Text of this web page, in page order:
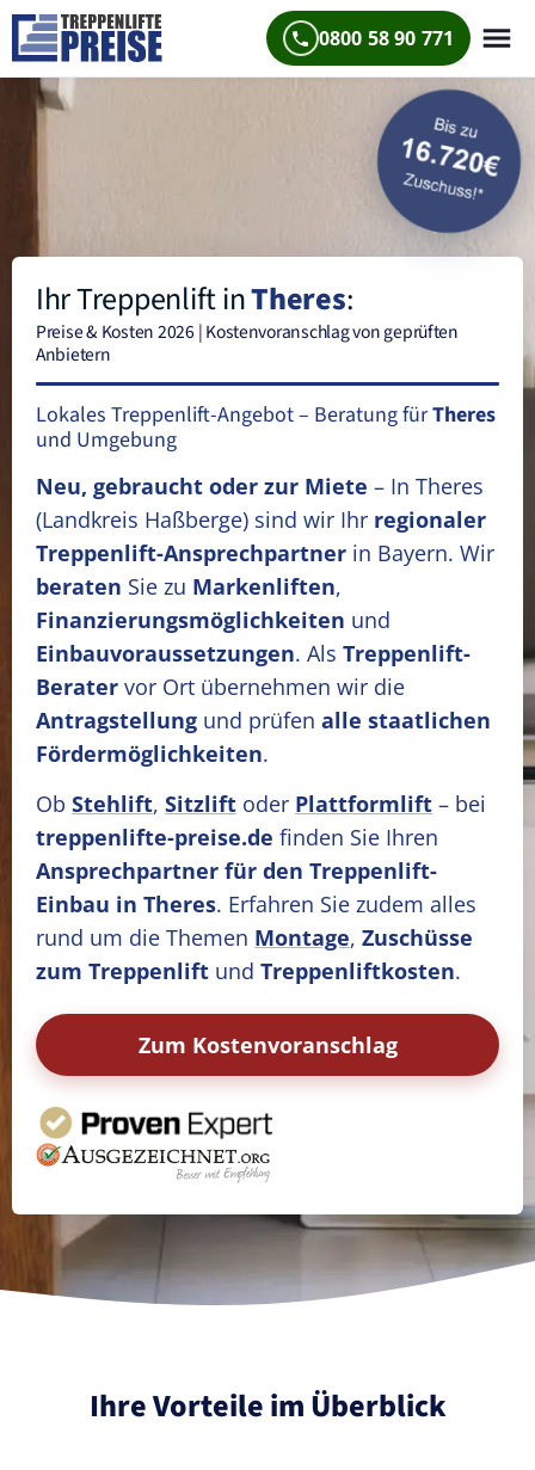
0800 58 90 771
Ihr Treppenlift inTheres:
Preise & Kosten 2026 | Kostenvoranschlag von geprüften
Anbietern
Lokales Treppenlift-Angebot – Beratung fürTheres
und Umgebung
Neu, gebraucht oder zur Miete – In Theres
(Landkreis Haßberge) sind wir Ihr regionaler
Treppenlift-Ansprechpartner in Bayern. Wir
beraten Sie zu Markenliften,
Finanzierungsmöglichkeiten und
Einbauvoraussetzungen. Als Treppenlift-
Berater vor Ort übernehmen wir die
Antragstellung und prüfen alle staatlichen
Fördermöglichkeiten.
Ob Stehlift, Sitzlift oder Plattformlift – bei
treppenlifte-preise.de finden Sie Ihren
Ansprechpartner für den Treppenlift-
Einbau in Theres. Erfahren Sie zudem alles
rund um die Themen Montage, Zuschüsse
zum Treppenlift und Treppenliftkosten.
Zum Kostenvoranschlag
Ihre Vorteile im Überblick